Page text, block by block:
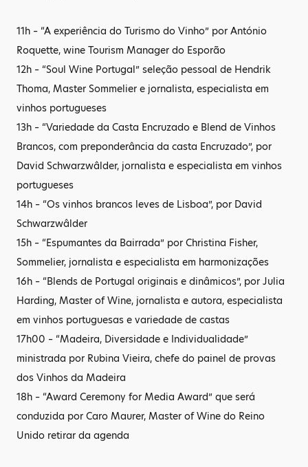
11h – “A experiência do Turismo do Vinho” por António
Roquette, wine Tourism Manager do Esporão
12h – “Soul Wine Portugal” seleção pessoal de Hendrik
Thoma, Master Sommelier e jornalista, especialista em
vinhos portugueses
13h – “Variedade da Casta Encruzado e Blend de Vinhos
Brancos, com preponderância da casta Encruzado”, por
David Schwarzwâlder, jornalista e especialista em vinhos
portugueses
14h – “Os vinhos brancos leves de Lisboa”, por David
Schwarzwâlder
15h – “Espumantes da Bairrada” por Christina Fisher,
Sommelier, jornalista e especialista em harmonizações
16h – “Blends de Portugal originais e dinâmicos”, por Julia
Harding, Master of Wine, jornalista e autora, especialista
em vinhos portuguesas e variedade de castas
17h00 – “Madeira, Diversidade e Individualidade”
ministrada por Rubina Vieira, chefe do painel de provas
dos Vinhos da Madeira
18h – “Award Ceremony for Media Award” que será
conduzida por Caro Maurer, Master of Wine do Reino
Unido retirar da agenda